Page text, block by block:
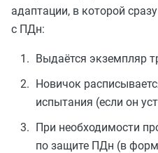
адаптации, в которой
с ПДн:
Выдаётся экземпляр
Новичок
испытания (если он
При необходимости
по защите ПДн (в